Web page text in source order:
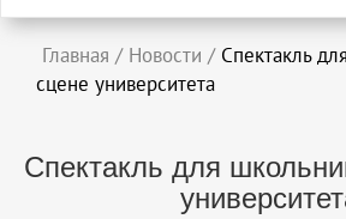
Главная / Новости / Спектакль
сцене университета
Спектакль для